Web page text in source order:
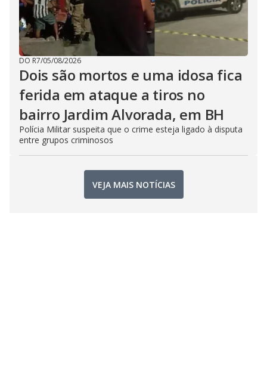
DO R7/05/08/2026
Dois são mortos e uma idosa fica
ferida em ataque a tiros no
bairro Jardim Alvorada, em BH
Polícia Militar suspeita que o crime esteja ligado à disputa
entre grupos criminosos
VEJA MAIS NOTÍCIAS